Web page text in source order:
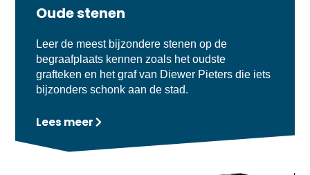
Oude stenen
Leer de meest bijzondere stenen op de
begraafplaats kennen zoals het oudste
grafteken en het graf van Diewer Pieters die iets
bijzonders schonk aan de stad.
Lees meer